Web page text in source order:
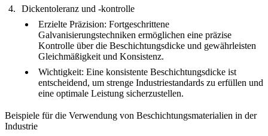
Dickentoleranz und -kontrolle
Erzielte Präzision: Fortgeschrittene
Galvanisierungstechniken ermöglichen eine präzise
Kontrolle über die Beschichtungsdicke und gewährleisten
Gleichmäßigkeit und Konsistenz.
Wichtigkeit: Eine konsistente Beschichtungsdicke ist
entscheidend, um strenge Industriestandards zu erfüllen und
eine optimale Leistung sicherzustellen.
Beispiele für die Verwendung von Beschichtungsmaterialien in der
Industrie